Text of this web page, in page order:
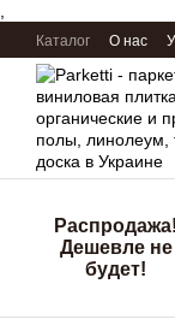
Перейти к
Каталог О нас
Распродажа!
Дешевле не
будет!